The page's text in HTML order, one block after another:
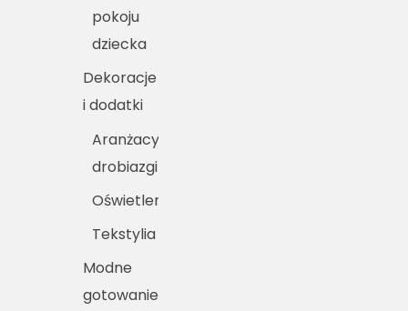
pokoju
dziecka
Dekoracje
i dodatki
Aranżacyjne
drobiazgi
Oświetlenie
Tekstylia
Modne
gotowanie